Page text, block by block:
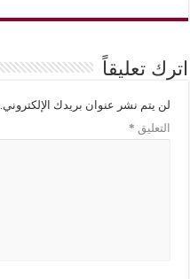
اترك تعليقاً
لن يتم نشر عنوان بريدك الإلكتروني.
التعليق *